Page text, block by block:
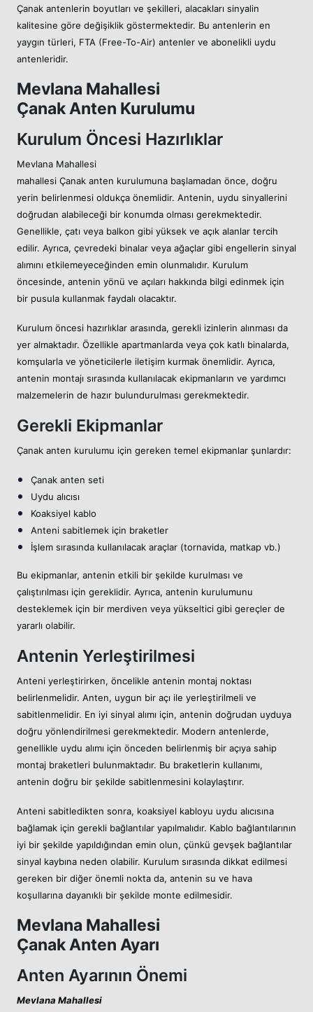
Çanak antenlerin boyutları ve şekilleri, alacakları sinyalin
kalitesine göre değişiklik göstermektedir. Bu antenlerin en
yaygın türleri, FTA (Free-To-Air) antenler ve abonelikli uydu
antenleridir.
Mevlana Mahallesi
Çanak Anten Kurulumu
Kurulum Öncesi Hazırlıklar
Mevlana Mahallesi
mahallesi Çanak anten kurulumuna başlamadan önce, doğru
yerin belirlenmesi oldukça önemlidir. Antenin, uydu sinyallerini
doğrudan alabileceği bir konumda olması gerekmektedir.
Genellikle, çatı veya balkon gibi yüksek ve açık alanlar tercih
edilir. Ayrıca, çevredeki binalar veya ağaçlar gibi engellerin sinyal
alımını etkilemeyeceğinden emin olunmalıdır. Kurulum
öncesinde, antenin yönü ve açıları hakkında bilgi edinmek için
bir pusula kullanmak faydalı olacaktır.
Kurulum öncesi hazırlıklar arasında, gerekli izinlerin alınması da
yer almaktadır. Özellikle apartmanlarda veya çok katlı binalarda,
komşularla ve yöneticilerle iletişim kurmak önemlidir. Ayrıca,
antenin montajı sırasında kullanılacak ekipmanların ve yardımcı
malzemelerin de hazır bulundurulması gerekmektedir.
Gerekli Ekipmanlar
Çanak anten kurulumu için gereken temel ekipmanlar şunlardır:
Çanak anten seti
Uydu alıcısı
Koaksiyel kablo
Anteni sabitlemek için braketler
İşlem sırasında kullanılacak araçlar (tornavida, matkap vb.)
Bu ekipmanlar, antenin etkili bir şekilde kurulması ve
çalıştırılması için gereklidir. Ayrıca, antenin kurulumunu
desteklemek için bir merdiven veya yükseltici gibi gereçler de
yararlı olabilir.
Antenin Yerleştirilmesi
Anteni yerleştirirken, öncelikle antenin montaj noktası
belirlenmelidir. Anten, uygun bir açı ile yerleştirilmeli ve
sabitlenmelidir. En iyi sinyal alımı için, antenin doğrudan uyduya
doğru yönlendirilmesi gerekmektedir. Modern antenlerde,
genellikle uydu alımı için önceden belirlenmiş bir açıya sahip
montaj braketleri bulunmaktadır. Bu braketlerin kullanımı,
antenin doğru bir şekilde sabitlenmesini kolaylaştırır.
Anteni sabitledikten sonra, koaksiyel kabloyu uydu alıcısına
bağlamak için gerekli bağlantılar yapılmalıdır. Kablo bağlantılarının
iyi bir şekilde yapıldığından emin olun, çünkü gevşek bağlantılar
sinyal kaybına neden olabilir. Kurulum sırasında dikkat edilmesi
gereken bir diğer önemli nokta da, antenin su ve hava
koşullarına dayanıklı bir şekilde monte edilmesidir.
Mevlana Mahallesi
Çanak Anten Ayarı
Anten Ayarının Önemi
Mevlana Mahallesi